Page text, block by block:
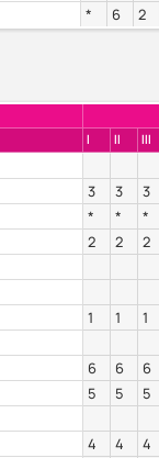
* 6 2
I
II III
3 3 3
* * *
2 2 2
1 1 1
6 6 6
5 5 5
4 4 4